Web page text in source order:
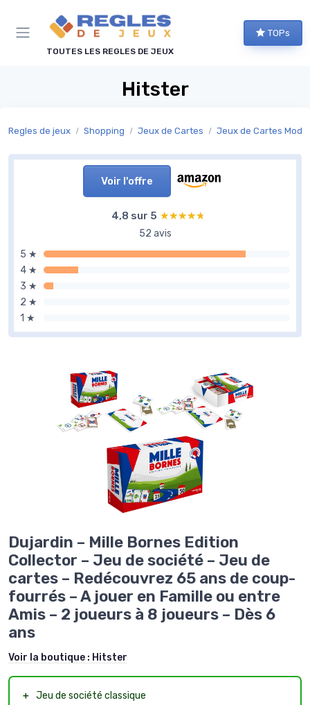
TOUTES LES REGLES DE JEUX
TOPs
Hitster
Regles de jeux Shopping Jeux de Cartes Jeux de Cartes
Voir l'offre
4,8 sur 5 ★★★★★
★★★★★
52 avis
5 ★
4 ★
3 ★
2 ★
1 ★
Dujardin – Mille Bornes Edition
Collector – Jeu de société – Jeu de
cartes – Redécouvrez 65 ans de coup-
fourrés – A jouer en Famille ou entre
Amis – 2 joueurs à 8 joueurs – Dès 6
ans
Voir la boutique : Hitster
＋ Jeu de société classique